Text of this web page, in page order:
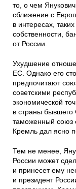
то, о чем
сближение с
в интересах,
собственности,
от России.
Ухудшение
ЕС. Однако его
предпочитают
советскими
экономической
в страны
таможенный союз
Кремль дал ясно
Тем не менее,
России может
и принесет ему
и президент